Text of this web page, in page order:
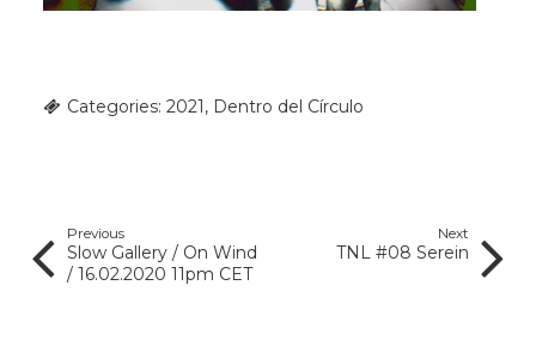
Categories: 2021, Dentro del Círculo
Previous
Slow Gallery / On Wind
/ 16.02.2020 11pm CET
Next
TNL #08 Serein